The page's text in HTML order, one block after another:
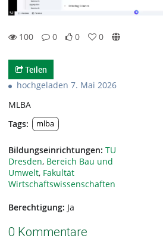
100
0
0
0
Teilen
hochgeladen 7. Mai 2026
MLBA
Tags:
mlba
Bildungseinrichtungen: TU
Dresden, Bereich Bau und
Umwelt, Fakultät
Wirtschaftswissenschaften
Berechtigung: Ja
0 Kommentare